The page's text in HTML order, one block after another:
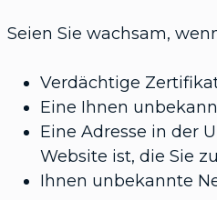
Seien Sie wachsam,
Verdächtige
Eine Ihnen
Eine Adresse in der
Website ist, die Sie
Ihnen unbekannte